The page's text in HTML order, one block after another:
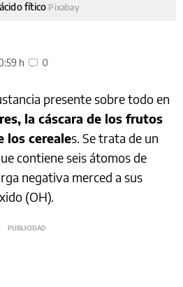
fítico Pixabay
h 0
presente sobre todo en
la cáscara de los frutos
los cereales. Se trata de un
contiene seis átomos de
negativa merced a sus
(OH).